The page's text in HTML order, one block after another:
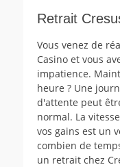
Retrait
Vous venez de
Casino et vous
impatience.
heure ? Une
d'attente peut
normal. La
vos gains est un
combien de
un retrait chez